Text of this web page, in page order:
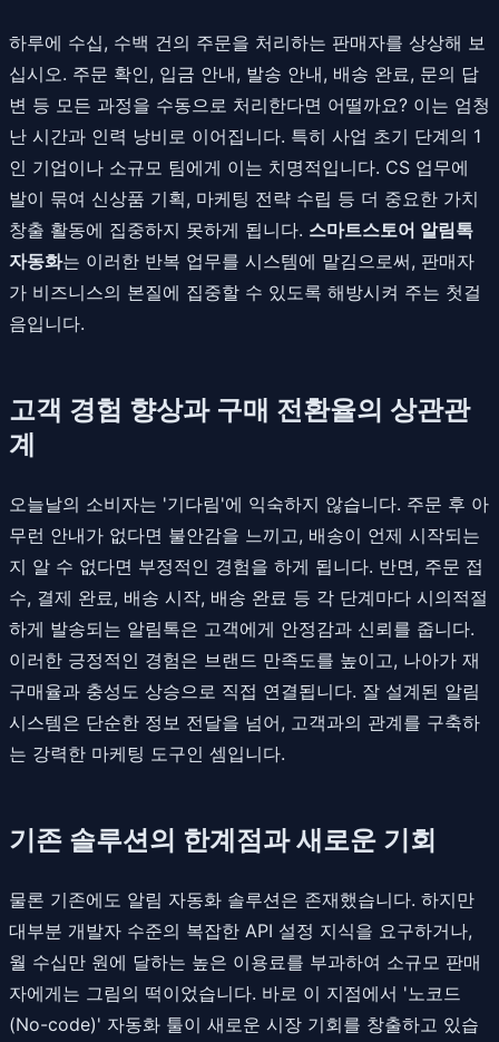
하루에 수십, 수백 건의 주문을 처리하는 판매자를 상상해 보
십시오. 주문 확인, 입금 안내, 발송 안내, 배송 완료, 문의 답
변 등 모든 과정을 수동으로 처리한다면 어떨까요? 이는 엄청
난 시간과 인력 낭비로 이어집니다. 특히 사업 초기 단계의 1
인 기업이나 소규모 팀에게 이는 치명적입니다. CS 업무에
발이 묶여 신상품 기획, 마케팅 전략 수립 등 더 중요한 가치
창출 활동에 집중하지 못하게 됩니다. 스마트스토어 알림톡
자동화는 이러한 반복 업무를 시스템에 맡김으로써, 판매자
가 비즈니스의 본질에 집중할 수 있도록 해방시켜 주는 첫걸
음입니다.
고객 경험 향상과 구매 전환율의 상관관
계
오늘날의 소비자는 '기다림'에 익숙하지 않습니다. 주문 후 아
무런 안내가 없다면 불안감을 느끼고, 배송이 언제 시작되는
지 알 수 없다면 부정적인 경험을 하게 됩니다. 반면, 주문 접
수, 결제 완료, 배송 시작, 배송 완료 등 각 단계마다 시의적절
하게 발송되는 알림톡은 고객에게 안정감과 신뢰를 줍니다.
이러한 긍정적인 경험은 브랜드 만족도를 높이고, 나아가 재
구매율과 충성도 상승으로 직접 연결됩니다. 잘 설계된 알림
시스템은 단순한 정보 전달을 넘어, 고객과의 관계를 구축하
는 강력한 마케팅 도구인 셈입니다.
기존 솔루션의 한계점과 새로운 기회
물론 기존에도 알림 자동화 솔루션은 존재했습니다. 하지만
대부분 개발자 수준의 복잡한 API 설정 지식을 요구하거나,
월 수십만 원에 달하는 높은 이용료를 부과하여 소규모 판매
자에게는 그림의 떡이었습니다. 바로 이 지점에서 '노코드
(No-code)' 자동화 툴이 새로운 시장 기회를 창출하고 있습